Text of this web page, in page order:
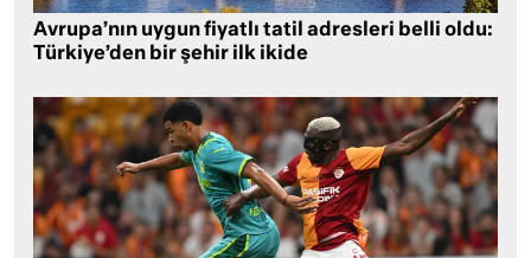
Avrupa’nın uygun fiyatlı tatil adresleri belli oldu:
Türkiye’den bir şehir ilk ikide